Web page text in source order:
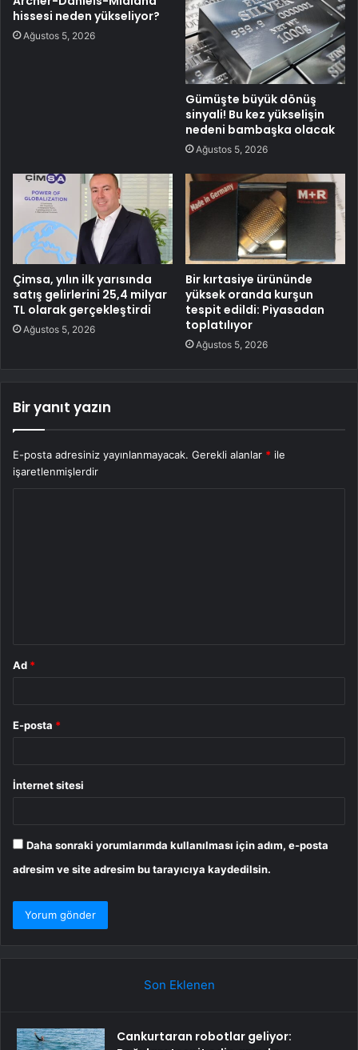
hissesi neden yükseliyor?
Ağustos 5, 2026
Gümüşte büyük dönüş
sinyali! Bu kez yükselişin
nedeni bambaşka olacak
Ağustos 5, 2026
Çimsa, yılın ilk yarısında
satış gelirlerini 25,4 milyar
TL olarak gerçekleştirdi
Ağustos 5, 2026
Bir kırtasiye ürününde
yüksek oranda kurşun
tespit edildi: Piyasadan
toplatılıyor
Ağustos 5, 2026
Bir yanıt yazın
E-posta adresiniz yayınlanmayacak. Gerekli alanlar * ile
işaretlenmişlerdir
Ad *
E-posta *
İnternet sitesi
Daha sonraki yorumlarımda kullanılması için adım, e-posta
adresim ve site adresim bu tarayıcıya kaydedilsin.
Son Eklenen
Cankurtaran robotlar geliyor: